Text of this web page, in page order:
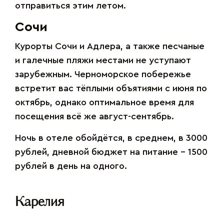
отправиться этим летом.
Сочи
Курорты Сочи и Адлера, а также песчаные
и галечные пляжи местами не уступают
зарубежным. Черноморское побережье
встретит вас тёплыми объятиями с июня по
октябрь, однако оптимальное время для
посещения всё же август-сентябрь.
Ночь в отеле обойдётся, в среднем, в 3000
рублей, дневной бюджет на питание – 1500
рублей в день на одного.
Карелия